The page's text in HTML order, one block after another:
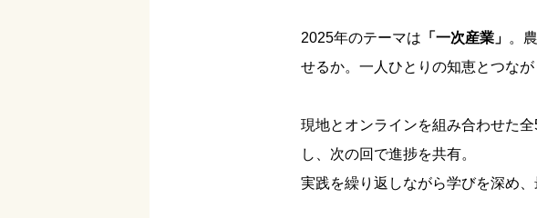
2025年のテーマは 「一次産業」 。
せるか。一人ひとりの知恵とつな
現地とオンラインを組み合わせた
し、次の回で進捗を共有。
実践を繰り返しながら学びを深め